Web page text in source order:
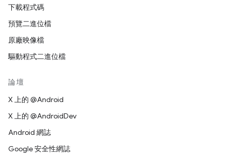
下載程式碼
預覽二進位檔
原廠映像檔
驅動程式二進位檔
論壇
X 上的 @Android
X 上的 @AndroidDev
Android 網誌
Google 安全性網誌